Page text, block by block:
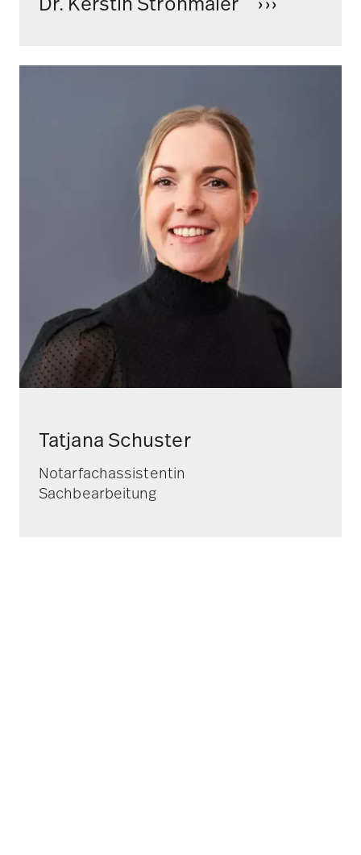
Tatjana Schuster
Notarfachassistentin
Sachbearbeitung